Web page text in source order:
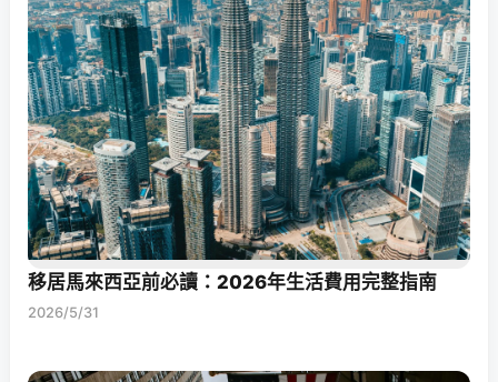
移居馬來西亞前必讀：2026年生活費用完整指南
2026/5/31